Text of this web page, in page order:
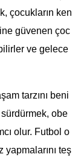
çocukların ken
güvenen çoc
ve gelece
tarzını beni
sürdürmek, obe
olur. Futbol o
teş